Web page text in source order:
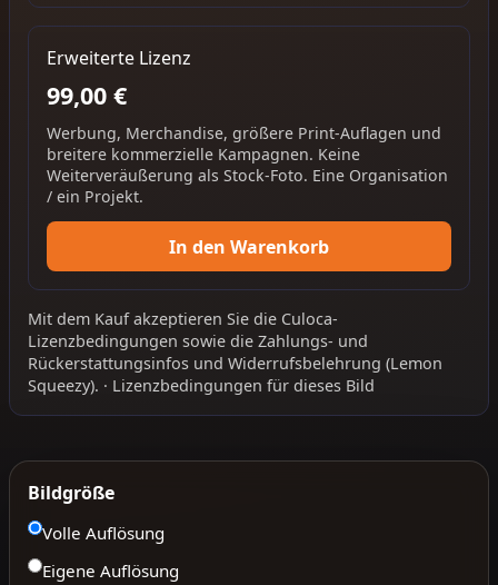
Erweiterte Lizenz
99,00 €
Werbung, Merchandise, größere Print-Auflagen und
breitere kommerzielle Kampagnen. Keine
Weiterveräußerung als Stock-Foto. Eine Organisation
/ ein Projekt.
In den Warenkorb
Mit dem Kauf akzeptieren Sie die Culoca-
Lizenzbedingungen sowie die Zahlungs- und
Rückerstattungsinfos und Widerrufsbelehrung (Lemon
Squeezy). · Lizenzbedingungen für dieses Bild
Bildgröße
Volle Auflösung
Eigene Auflösung